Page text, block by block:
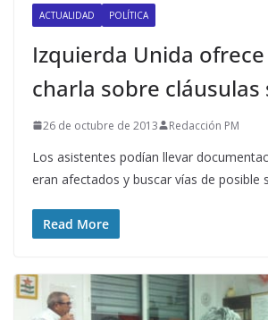
ACTUALIDAD POLÍTICA
Izquierda Unida
charla sobre cláusulas
26 de octubre de 2013 Redacción PM
Los asistentes podían llevar
eran afectados y buscar vías de posible
Read More